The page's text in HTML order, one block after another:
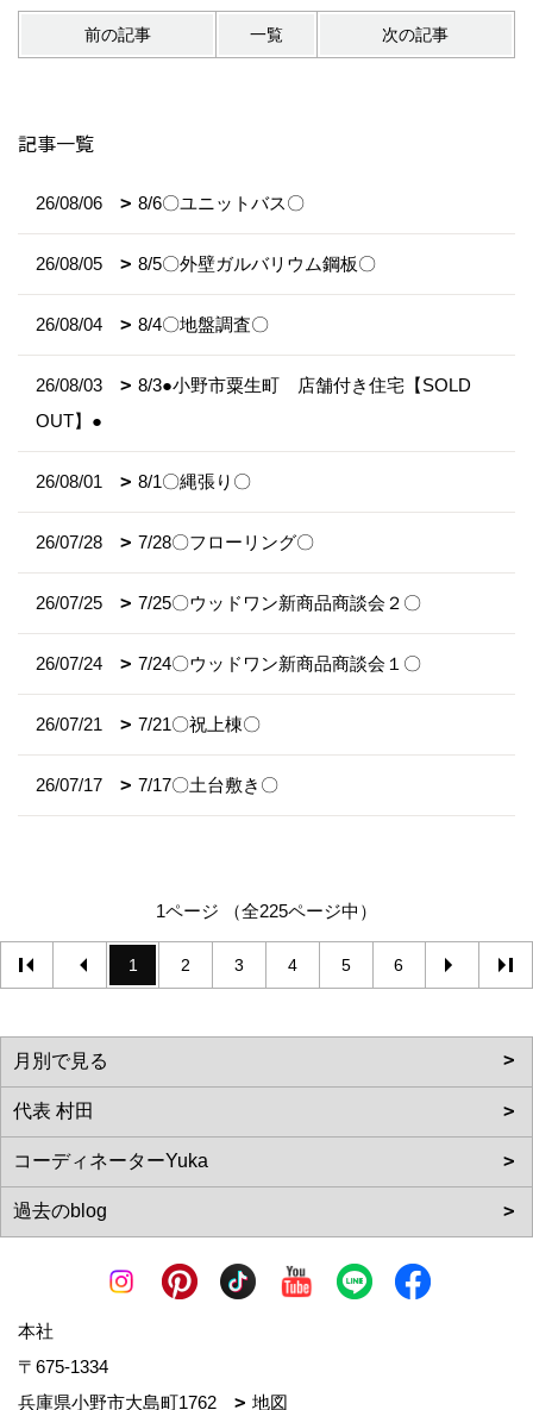
前の記事 一覧 次の記事
記事一覧
26/08/06 8/6〇ユニットバス〇
26/08/05 8/5〇外壁ガルバリウム鋼板〇
26/08/04 8/4〇地盤調査〇
26/08/03
8/3●小野市粟生町 店舗付き住宅【SOLD
OUT】●
26/08/01 8/1〇縄張り〇
26/07/28 7/28〇フローリング〇
26/07/25 7/25〇ウッドワン新商品商談会２〇
26/07/24 7/24〇ウッドワン新商品商談会１〇
26/07/21 7/21〇祝上棟〇
26/07/17 7/17〇土台敷き〇
1ページ （全225ページ中）
1 2 3 4 5 6
本社
〒675-1334
兵庫県小野市大島町1762
地図